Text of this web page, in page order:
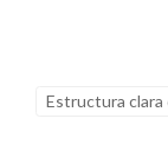
Estructura